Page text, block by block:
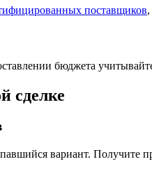
поставщиков
бюджета
сделке
вариант. Получите